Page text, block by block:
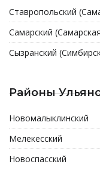
Ставропольский
Самарский
Сызранский
Районы
Новомалыклинский
Мелекесский
Новоспасский